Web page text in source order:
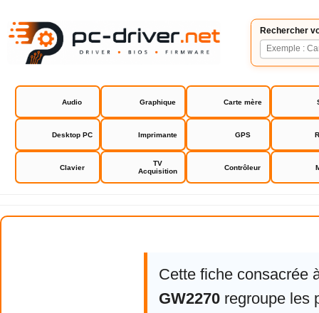
Rechercher
Audio Graphique Carte mère
Desktop PC Imprimante GPS
Clavier
TV
Acquisition
Contrôleur
BenQ GW2270
Cette fiche consacrée
GW2270 regroupe les